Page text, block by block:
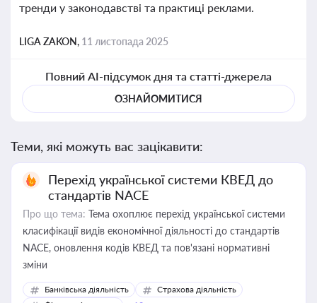
тренди у законодавстві та практиці реклами.
LIGA ZAKON, 11 листопада 2025
Повний AI-підсумок дня та статті-джерела
ОЗНАЙОМИТИСЯ
Теми, які можуть вас зацікавити:
Перехід української системи КВЕД до
стандартів NACE
Про що тема: Тема охоплює перехід української системи
класифікації видів економічної діяльності до стандартів
NACE, оновлення кодів КВЕД та пов'язані нормативні
зміни
Банківська діяльність
Страхова діяльність